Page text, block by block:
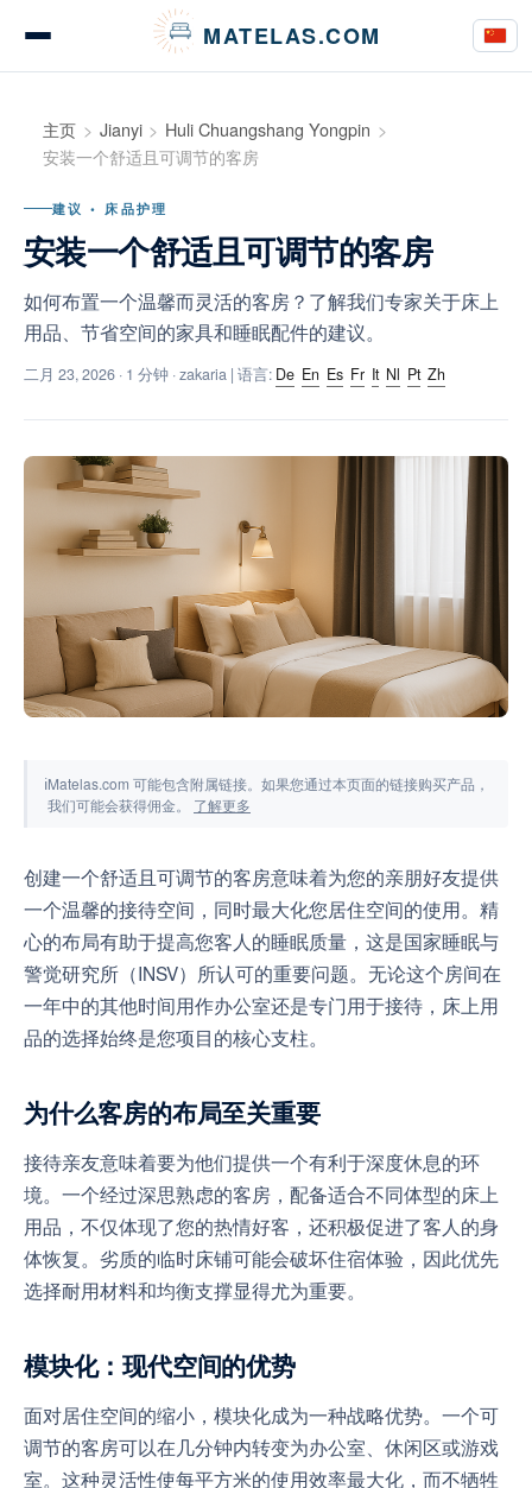
MATELAS.COM
床垫测评与意见
床上用品测评
购买指南
工具与模拟器
主页 Jianyi
Huli Chuangshang Yongpin
安装一个舒适且可调节的客房
建议 • 床品护理
安装一个舒适且可调节的客房
如何布置一个温馨而灵活的客房？了解我们专家关于床上
用品、节省空间的家具和睡眠配件的建议。
二月 23, 2026 · 1 分钟 · zakaria | 语言: De En Es Fr It Nl Pt Zh
ℹMatelas.com 可能包含附属链接。如果您通过本页面的链接购买产品，
我们可能会获得佣金。 了解更多
创建一个舒适且可调节的客房意味着为您的亲朋好友提供
一个温馨的接待空间，同时最大化您居住空间的使用。精
心的布局有助于提高您客人的睡眠质量，这是国家睡眠与
警觉研究所（INSV）所认可的重要问题。无论这个房间在
一年中的其他时间用作办公室还是专门用于接待，床上用
品的选择始终是您项目的核心支柱。
为什么客房的布局至关重要
接待亲友意味着要为他们提供一个有利于深度休息的环
境。一个经过深思熟虑的客房，配备适合不同体型的床上
用品，不仅体现了您的热情好客，还积极促进了客人的身
体恢复。劣质的临时床铺可能会破坏住宿体验，因此优先
选择耐用材料和均衡支撑显得尤为重要。
模块化：现代空间的优势
面对居住空间的缩小，模块化成为一种战略优势。一个可
调节的客房可以在几分钟内转变为办公室、休闲区或游戏
室。这种灵活性使每平方米的使用效率最大化，而不牺牲